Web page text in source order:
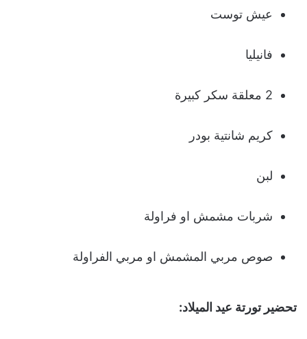
عيش توست
فانيليا
2 معلقة سكر كبيرة
كريم شانتية بودر
لبن
شربات مشمش او فراولة
صوص مربي المشمش او مربي الفراولة
تحضير تورتة عيد الميلاد: